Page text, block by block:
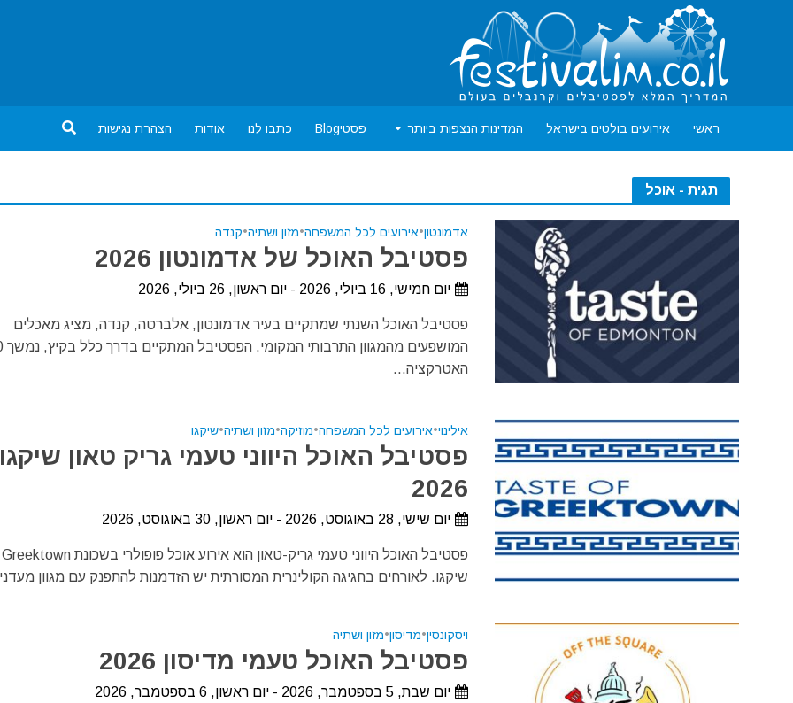
ראשי אירועים בולטים בישראל המדינות הנצפות ביותר פסטיBlog כתבו לנו אודות הצהרת נגישות
תגית - אוכל
אדמונטון•אירועים לכל המשפחה•מזון ושתיה•קנדה
פסטיבל האוכל של אדמונטון 2026
יום חמישי, 16 ביולי, 2026 - יום ראשון, 26 ביולי, 2026
פסטיבל האוכל השנתי שמתקיים בעיר אדמונטון, אלברטה, קנדה, מציג מאכלים
האטרקציה...
אילינוי•אירועים לכל המשפחה•מוזיקה•מזון ושתיה•שיקגו
פסטיבל האוכל היווני טעמי גריק טאון שיקגו
2026
יום שישי, 28 באוגוסט, 2026 - יום ראשון, 30 באוגוסט, 2026
שיקגו. לאורחים בחגיגה הקולינרית המסורתית יש הזדמנות להתפנק עם מגוון
ויסקונסין•מדיסון•מזון ושתיה
פסטיבל האוכל טעמי מדיסון 2026
יום שבת, 5 בספטמבר, 2026 - יום ראשון, 6 בספטמבר, 2026